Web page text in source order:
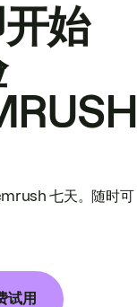
始
七天。随时可
试用